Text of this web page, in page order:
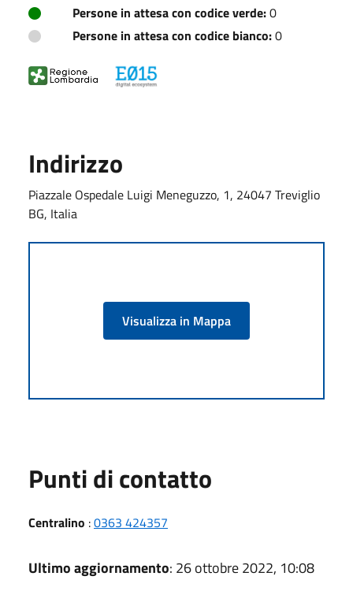
Persone in attesa con codice verde:0
Persone in attesa con codice bianco:0
Indirizzo
Piazzale Ospedale Luigi Meneguzzo, 1, 24047 Treviglio
BG, Italia
Visualizza in Mappa
Punti di contatto
Centralino :0363 424357
Ultimo aggiornamento: 26 ottobre 2022, 10:08